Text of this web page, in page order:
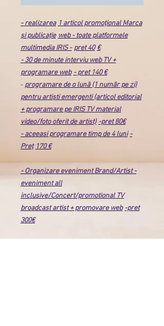
- realizarea 1 articol promoțional Marca
și publicație web - toate platformele
multimedia IRIS - pret 40 €
- 30 de minute interviu web TV +
programare web - pret 140 €
- programare de o lună (1 număr pe zi)
pentru artiști emergenti (articol editorial
+ programare pe IRIS TV material
video/foto oferit de artist) -pret 80€
- aceeasi programare timp de 4 luni -
Preț 170 €
- Organizare eveniment Brand/Artist -
eveniment all
inclusive/Concert/promotional TV
broadcast artist + promovare web -pret
300€